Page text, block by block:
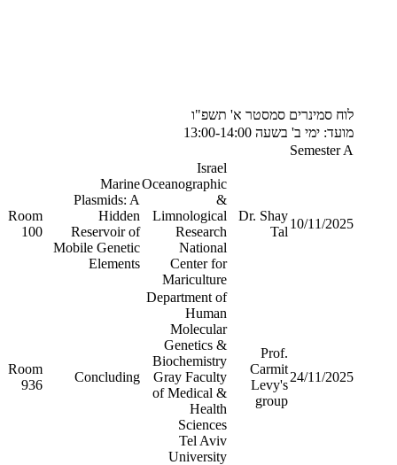
לוח סמינרים סמסטר א' תשפ"ו
מועד: ימי ב' בשעה 13:00-14:00
Semester A
10/11/2025
Dr. Shay
Tal
Israel
Oceanographic
&
Limnological
Research
National
Center for
Mariculture
Marine
Plasmids: A
Hidden
Reservoir of
Mobile Genetic
Elements
Room
100
24/11/2025
Prof.
Carmit
Levy's
group
Department of
Human
Molecular
Genetics &
Biochemistry
Gray Faculty
of Medical &
Health
Sciences
Tel Aviv
University
Concluding
Room
936